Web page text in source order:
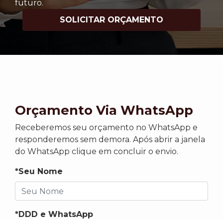
futuro.
SOLICITAR ORÇAMENTO
Orçamento Via WhatsApp
Receberemos seu orçamento no WhatsApp e
responderemos sem demora. Após abrir a janela
do WhatsApp clique em concluir o envio.
*Seu Nome
*DDD e WhatsApp